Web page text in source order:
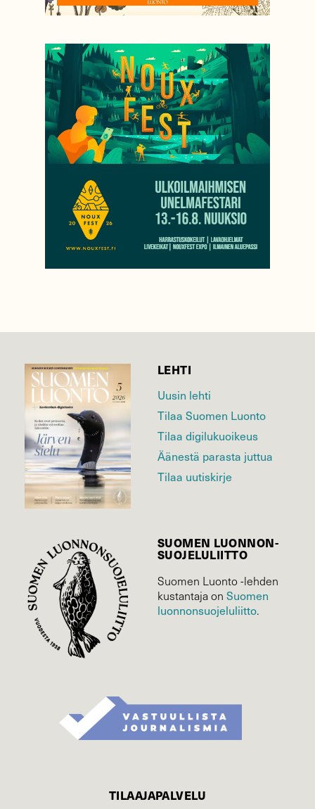
LEHTI
Uusin lehti
Tilaa Suomen Luonto
Tilaa digilukuoikeus
Äänestä parasta juttua
Tilaa uutiskirje
SUOMEN LUONNON­
SUOJELU­LIITTO
Suomen Luonto -lehden
kustantaja on Suomen
luonnonsuojelu­liitto.
TILAAJAPALVELU